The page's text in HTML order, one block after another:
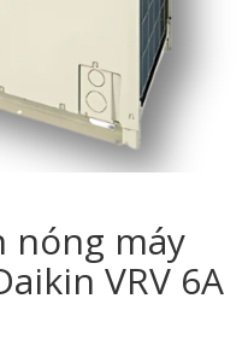
nóng máy
VRV 6A